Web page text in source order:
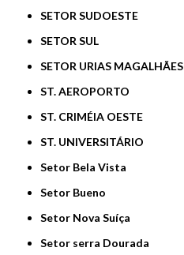
SETOR SUDOESTE
SETOR SUL
SETOR URIAS MAGALHÃES
ST. AEROPORTO
ST. CRIMÉIA OESTE
ST. UNIVERSITÁRIO
Setor Bela Vista
Setor Bueno
Setor Nova Suíça
Setor serra Dourada